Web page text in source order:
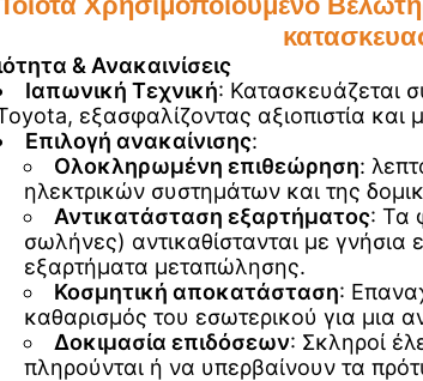
& Ανακαινίσεις
Ιαπωνική Τεχνική: Κατασκευάζεται
εξασφαλίζοντας αξιοπιστία και
Επιλογή ανακαίνισης:
Ολοκληρωμένη επιθεώρηση:
ηλεκτρικών συστημάτων και της
Αντικατάσταση εξαρτήματος: Τα
σωλήνες) αντικαθίστανται με
εξαρτήματα μεταπώλησης.
Κοσμητική αποκατάσταση:
καθαρισμός του εσωτερικού για μια
Δοκιμασία επιδόσεων: Σκληροί
πληρούνται ή να υπερβαίνουν τα